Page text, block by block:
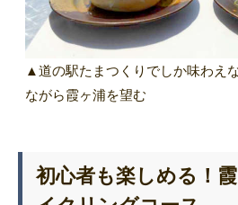
▲道の駅たまつくりでしか味わえ
ながら霞ヶ浦を望む
初心者も楽しめる！